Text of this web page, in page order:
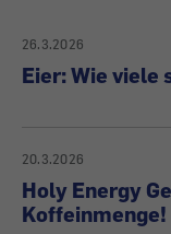
26.3.2026
Eier: Wie viele
20.3.2026
Holy Energy
Koffeinmenge!